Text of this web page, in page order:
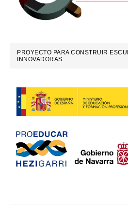
PROYECTO PARA CONSTRUIR
INNOVADORAS